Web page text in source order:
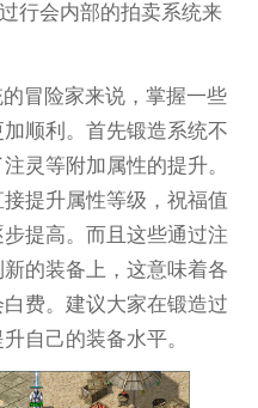
行会内部的拍卖系统来
冒险家来说，掌握一些
顺利。首先锻造系统不
灵等附加属性的提升。
提升属性等级，祝福值
提高。而且这些通过注
的装备上，这意味着各
费。建议大家在锻造过
自己的装备水平。